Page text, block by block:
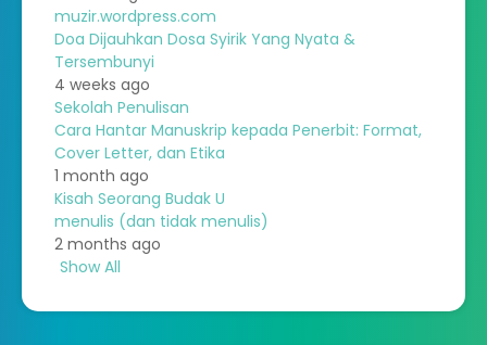
muzir.wordpress.com
Doa Dijauhkan Dosa Syirik Yang Nyata &
Tersembunyi
4 weeks ago
Sekolah Penulisan
Cara Hantar Manuskrip kepada Penerbit: Format,
Cover Letter, dan Etika
1 month ago
Kisah Seorang Budak U
menulis (dan tidak menulis)
2 months ago
Show All